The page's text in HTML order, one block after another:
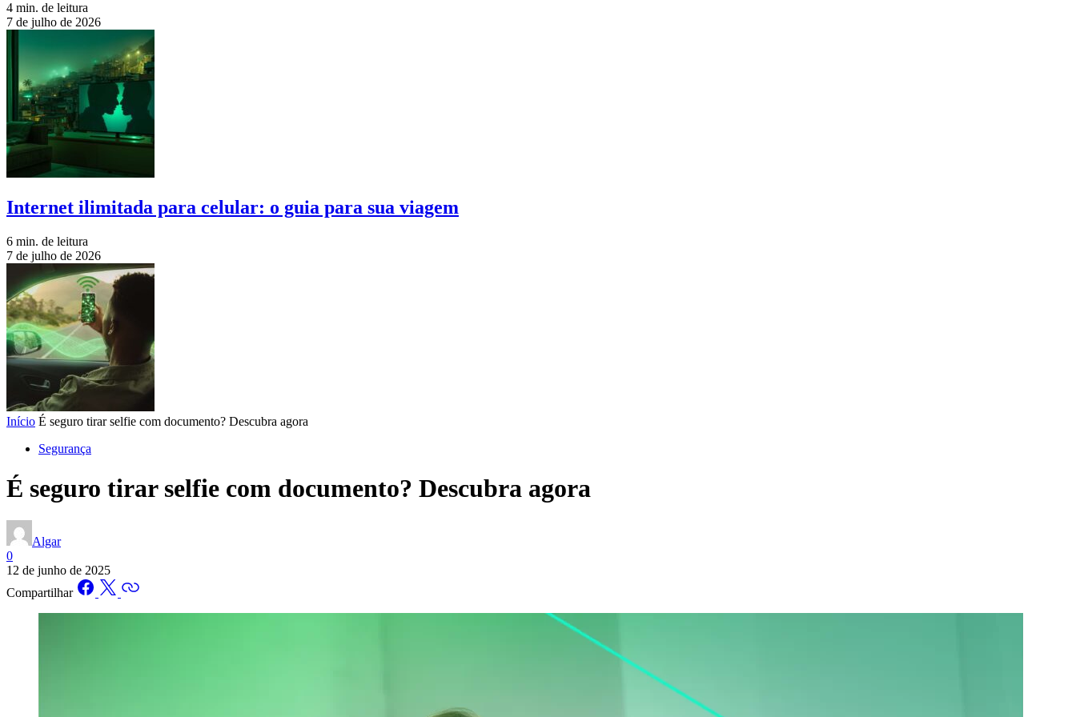
4 min. de leitura
7 de julho de 2026
Internet ilimitada para celular: o guia para sua viagem
6 min. de leitura
7 de julho de 2026
Início É seguro tirar selfie com documento? Descubra agora
Segurança
É seguro tirar selfie com documento? Descubra agora
Algar
0
12 de junho de 2025
Compartilhar